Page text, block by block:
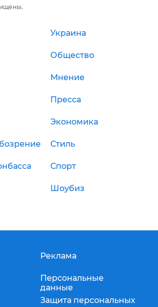
Украина
Общество
Мнение
Пресса
Экономика
Стиль
Спорт
Шоубиз
Реклама
Персональные
данные
Защита персональных